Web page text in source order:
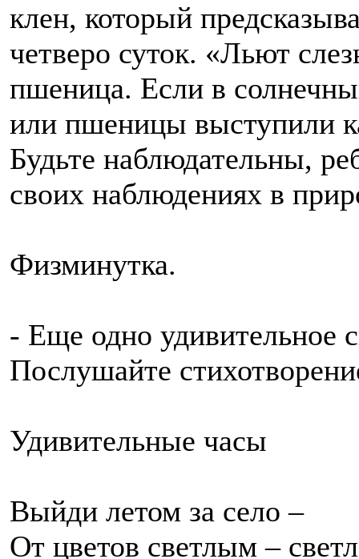
клен, который
четверо суток. «Льют
пшеница. Если в
или пшеницы выступили
Будьте наблюдательны,
своих наблюдениях в
Физминутка.
- Еще одно удивительное
Послушайте
Удивительные часы
Выйди летом за село –
От цветов светлым –